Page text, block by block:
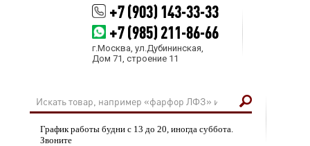
+7 (903) 143-33-33
+7 (985) 211-86-66
г.Москва, ул.Дубининская,
Дом 71, строение 11
График работы будни с 13 до 20, иногда суббота.
Звоните